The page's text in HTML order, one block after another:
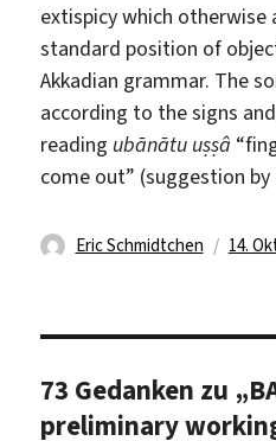
extispicy which
standard position of
Akkadian grammar. The
according to the signs
reading ubānātu uṣṣâ
come out” (suggestion
Autor
Eric Schmidtchen 14.
73 Gedanken zu
preliminary